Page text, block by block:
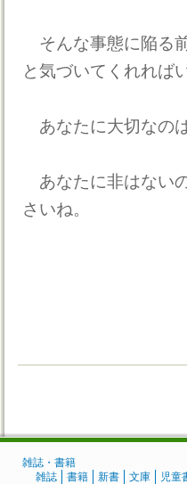
そんな事態に陥る
と気づいてくれれば
あなたに大切なの
あなたに非はない
さいね。
雑誌・書籍
雑誌
書籍 新書 文庫 児童